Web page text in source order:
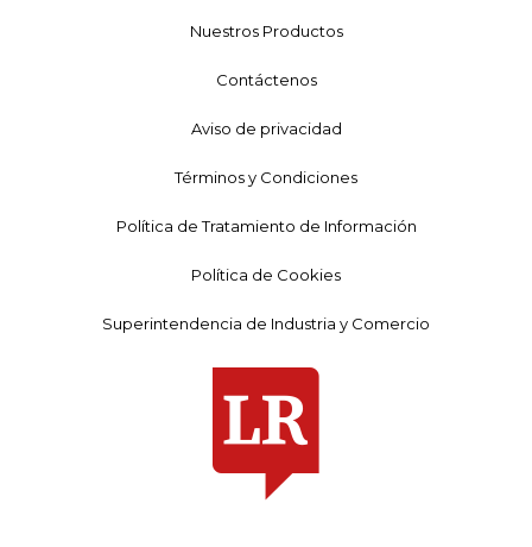
Nuestros Productos
Contáctenos
Aviso de privacidad
Términos y Condiciones
Política de Tratamiento de Información
Política de Cookies
Superintendencia de Industria y Comercio